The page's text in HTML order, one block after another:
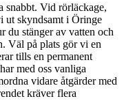
snabbt. Vid rörläckage,
ut skyndsamt i Öringe
du stänger av vatten och
Väl på plats gör vi en
tills en permanent
med oss vanliga
vidare åtgärder med
kräver flera